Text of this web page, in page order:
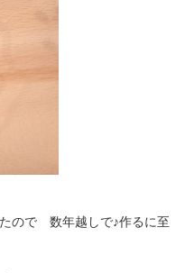
ので 数年越しで♪作るに至